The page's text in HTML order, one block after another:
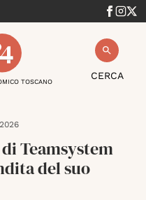
CERCA
TOSCANO
Teamsystem
del suo